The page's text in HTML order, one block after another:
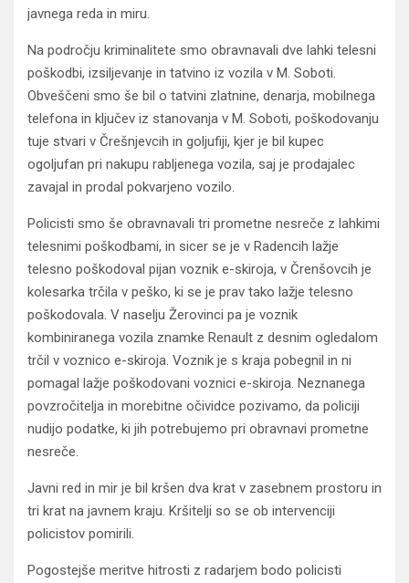
javnega reda in miru.
Na področju kriminalitete smo obravnavali dve lahki telesni
poškodbi, izsiljevanje in tatvino iz vozila v M. Soboti.
Obveščeni smo še bil o tatvini zlatnine, denarja, mobilnega
telefona in ključev iz stanovanja v M. Soboti, poškodovanju
tuje stvari v Črešnjevcih in goljufiji, kjer je bil kupec
ogoljufan pri nakupu rabljenega vozila, saj je prodajalec
zavajal in prodal pokvarjeno vozilo.
Policisti smo še obravnavali tri prometne nesreče z lahkimi
telesnimi poškodbami, in sicer se je v Radencih lažje
telesno poškodoval pijan voznik e-skiroja, v Črenšovcih je
kolesarka trčila v peško, ki se je prav tako lažje telesno
poškodovala. V naselju Žerovinci pa je voznik
kombiniranega vozila znamke Renault z desnim ogledalom
trčil v voznico e-skiroja. Voznik je s kraja pobegnil in ni
pomagal lažje poškodovani voznici e-skiroja. Neznanega
povzročitelja in morebitne očividce pozivamo, da policiji
nudijo podatke, ki jih potrebujemo pri obravnavi prometne
nesreče.
Javni red in mir je bil kršen dva krat v zasebnem prostoru in
tri krat na javnem kraju. Kršitelji so se ob intervenciji
policistov pomirili.
Pogostejše meritve hitrosti z radarjem bodo policisti